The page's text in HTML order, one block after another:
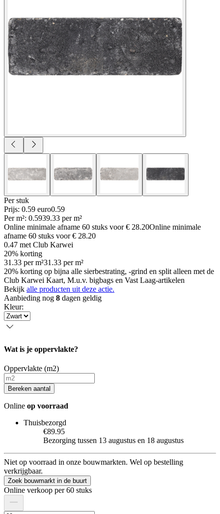
Per stuk
Prijs: 0.59 euro0.59
Per m²: 0.5939.33 per m²
Online minimale afname 60 stuks voor€ 28.20Online minimale
afname 60 stuks voor€ 28.20
0.47 met Club Karwei
20% korting
31.33 per m²31.33 per m²
20% korting op bijna alle sierbestrating, -grind en split alleen met de
Club Karwei Kaart, M.u.v. bigbags en Vast Laag-artikelen
Bekijk alle producten uit deze actie.
Aanbieding nog 8 dagen geldig
Kleur:
Wat is je oppervlakte?
Oppervlakte (m2)
Bereken aantal
Online op voorraad
Thuisbezorgd
€89.95
Bezorging tussen 13 augustus en 18 augustus
Niet op voorraad in onze bouwmarkten. Wel op bestelling
verkrijgbaar.
Zoek bouwmarkt in de buurt
Online verkoop per 60 stuks